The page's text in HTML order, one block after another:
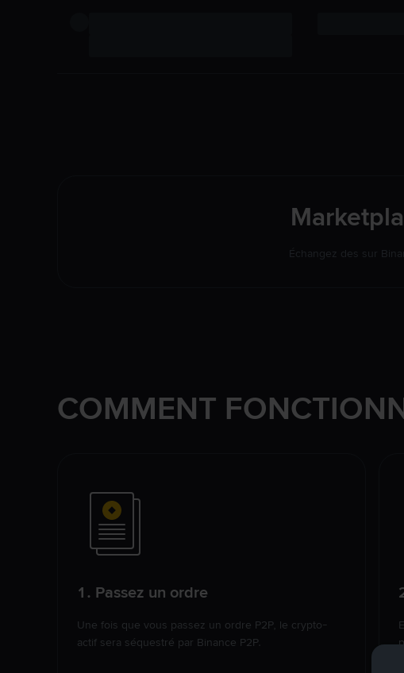
Échangez des sur
COMMENT
1. Passez un ordre
Une fois que vous passez un ordre P2P, le crypto-
actif sera séquestré par Binance P2P.